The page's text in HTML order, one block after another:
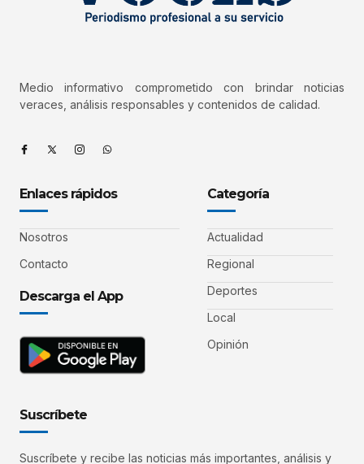
Medio informativo comprometido con brindar noticias
veraces, análisis responsables y contenidos de calidad.
Enlaces rápidos
Nosotros
Contacto
Descarga el App
Categoría
Actualidad
Regional
Deportes
Local
Opinión
Suscríbete
Suscríbete y recibe las noticias más importantes, análisis y